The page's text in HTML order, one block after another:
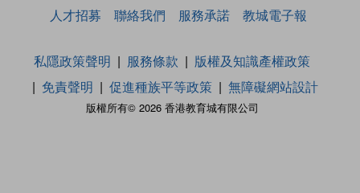
人才招募
聯絡我們 服務承諾 教城電子報
版權所有© 2026 香港教育城有限公司
私隱政策聲明 服務條款
版權及知識產權政策
免責聲明
促進種族平等政策 無障礙網站設計